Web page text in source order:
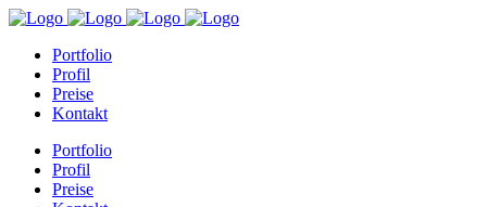
Portfolio
Profil
Preise
Kontakt
Portfolio
Profil
Preise